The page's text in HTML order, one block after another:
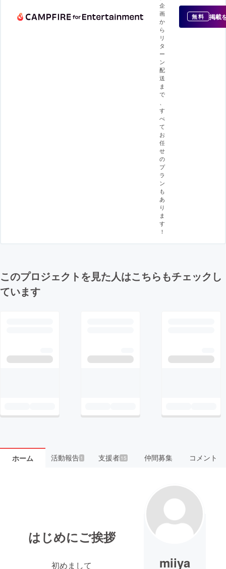
企
画
か
ら
リ
タ
ー
ン
配
送
ま
で
す
べ
て
お
任
せ
の
プ
ラ
ン
も
あ
り
ま
す
！
無料 掲載
このプロジェクトを見た人はこちらもチェックし
ています
ホーム 活動報告1 支援者 15 仲間募集 コメント
はじめにご挨拶
初めまして miiya